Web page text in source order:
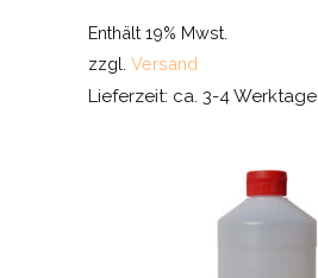
Enthält 19% Mwst.
zzgl. Versand
Lieferzeit: ca. 3-4 Werktage